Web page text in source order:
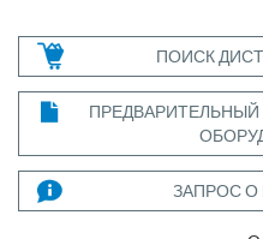
ПОИСК
ЗАПРОС